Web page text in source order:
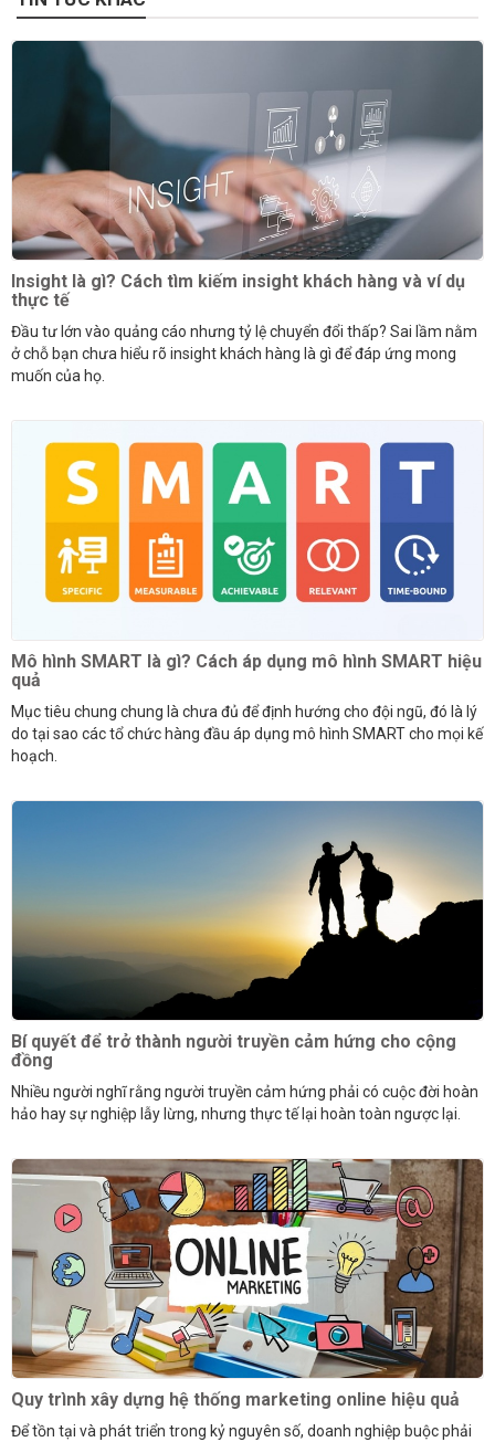
Insight là gì? Cách tìm kiếm insight khách hàng và ví dụ
thực tế
Đầu tư lớn vào quảng cáo nhưng tỷ lệ chuyển đổi thấp? Sai lầm nằm
ở chỗ bạn chưa hiểu rõ insight khách hàng là gì để đáp ứng mong
muốn của họ.
Mô hình SMART là gì? Cách áp dụng mô hình SMART hiệu
quả
Mục tiêu chung chung là chưa đủ để định hướng cho đội ngũ, đó là lý
do tại sao các tổ chức hàng đầu áp dụng mô hình SMART cho mọi kế
hoạch.
Bí quyết để trở thành người truyền cảm hứng cho cộng
đồng
Nhiều người nghĩ rằng người truyền cảm hứng phải có cuộc đời hoàn
hảo hay sự nghiệp lẫy lừng, nhưng thực tế lại hoàn toàn ngược lại.
Quy trình xây dựng hệ thống marketing online hiệu quả
Để tồn tại và phát triển trong kỷ nguyên số, doanh nghiệp buộc phải